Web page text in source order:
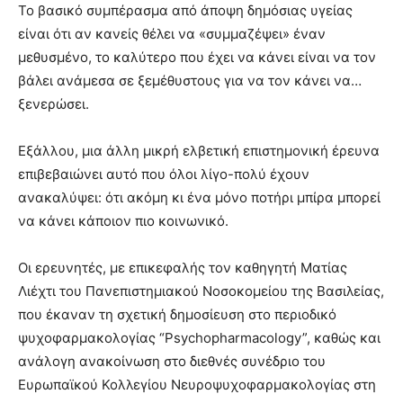
Το βασικό συμπέρασμα από άποψη δημόσιας υγείας
είναι ότι αν κανείς θέλει να «συμμαζέψει» έναν
μεθυσμένο, το καλύτερο που έχει να κάνει είναι να τον
βάλει ανάμεσα σε ξεμέθυστους για να τον κάνει να…
ξενερώσει.
Εξάλλου, μια άλλη μικρή ελβετική επιστημονική έρευνα
επιβεβαιώνει αυτό που όλοι λίγο-πολύ έχουν
ανακαλύψει: ότι ακόμη κι ένα μόνο ποτήρι μπίρα μπορεί
να κάνει κάποιον πιο κοινωνικό.
Οι ερευνητές, με επικεφαλής τον καθηγητή Ματίας
Λιέχτι του Πανεπιστημιακού Νοσοκομείου της Βασιλείας,
που έκαναν τη σχετική δημοσίευση στο περιοδικό
ψυχοφαρμακολογίας “Psychopharmacology”, καθώς και
ανάλογη ανακοίνωση στο διεθνές συνέδριο του
Ευρωπαϊκού Κολλεγίου Νευροψυχοφαρμακολογίας στη